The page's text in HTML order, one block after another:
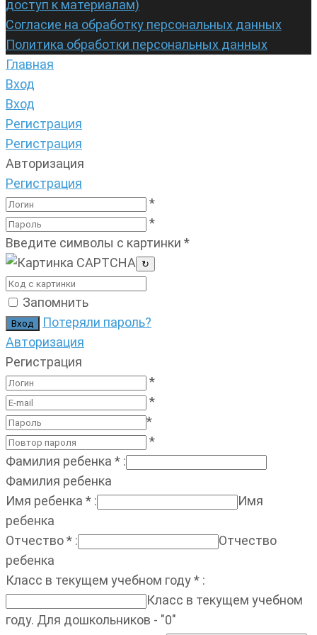
доступ к материалам)
Согласие на обработку персональных данных
Политика обработки персональных данных
Главная
Вход
Вход
Регистрация
Регистрация
Авторизация
Регистрация
*
*
Введите символы с картинки *
↻
Запомнить
Потеряли пароль?
Авторизация
Регистрация
*
*
*
*
Фамилия ребенка * :
Фамилия ребенка
Имя ребенка * :
Имя
ребенка
Отчество* :
Отчество
ребенка
Класс в текущем учебном году* :
Класс в текущем учебном
году. Для дошкольников - "0"